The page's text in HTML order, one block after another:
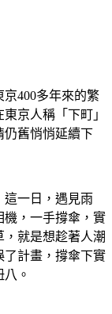
400多年來的繁
京人稱「下町」
仍舊悄悄延續下
這一日，遇見雨
機，一手撐傘，實
就是想趁著人潮
了計畫，撐傘下實
。